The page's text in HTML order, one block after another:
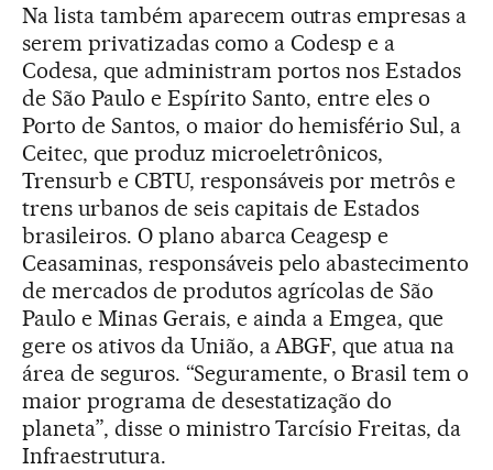
Na lista também aparecem outras empresas a
serem privatizadas como a Codesp e a
Codesa, que administram portos nos Estados
de São Paulo e Espírito Santo, entre eles o
Porto de Santos, o maior do hemisfério Sul, a
Ceitec, que produz microeletrônicos,
Trensurb e CBTU, responsáveis por metrôs e
trens urbanos de seis capitais de Estados
brasileiros. O plano abarca Ceagesp e
Ceasaminas, responsáveis pelo abastecimento
de mercados de produtos agrícolas de São
Paulo e Minas Gerais, e ainda a Emgea, que
gere os ativos da União, a ABGF, que atua na
área de seguros. “Seguramente, o Brasil tem o
maior programa de desestatização do
planeta”, disse o ministro Tarcísio Freitas, da
Infraestrutura.